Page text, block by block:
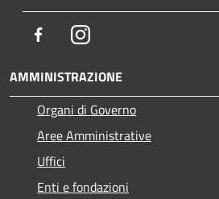
FacebookInstagram
AMMINISTRAZIONE
Organi di Governo
Aree Amministrative
Uffici
Enti e fondazioni